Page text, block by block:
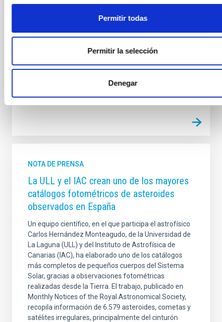
Permitir todas
Permitir la selección
Denegar
reconocimiento que destaca su dilatada trayectoria
científica y su contribución al avance de la astrofísica.
Día Institucional de la Universidad de La Laguna ,
celebrado en el Paraninfo con motivo del 234
académica. En la misma ceremonia también se
12/03/2026 - 17:07:52
NOTA DE PRENSA
La ULL y el IAC crean uno de los mayores
catálogos fotométricos de asteroides
observados en España
Un equipo científico, en el que participa el astrofísico
Carlos Hernández Monteagudo, de la Universidad de
La Laguna (ULL) y del Instituto de Astrofísica de
Canarias (IAC), ha elaborado uno de los catálogos
más completos de pequeños cuerpos del Sistema
Solar, gracias a observaciones fotométricas
realizadas desde la Tierra. El trabajo, publicado en
Monthly Notices of the Royal Astronomical Society,
recopila información de 6.579 asteroides, cometas y
satélites irregulares, principalmente del cinturón